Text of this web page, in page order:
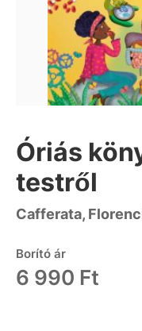
Óriás
testről
Cafferata,
Borító ár
6 990 Ft